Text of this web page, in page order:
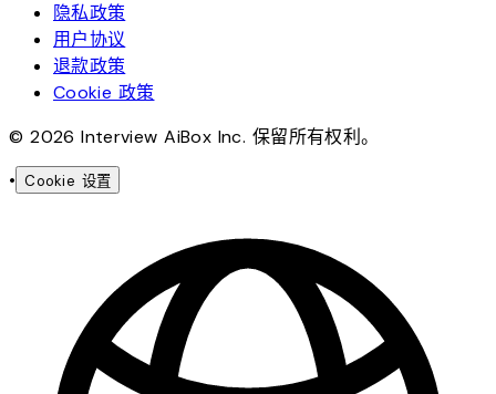
隐私政策
用户协议
退款政策
Cookie 政策
© 2026 Interview AiBox Inc. 保留所有权利。
• Cookie 设置